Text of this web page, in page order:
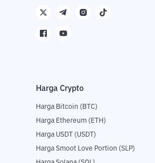
Harga Crypto
Harga Bitcoin (BTC)
Harga Ethereum (ETH)
Harga USDT (USDT)
Harga Smoot Love Portion (SLP)